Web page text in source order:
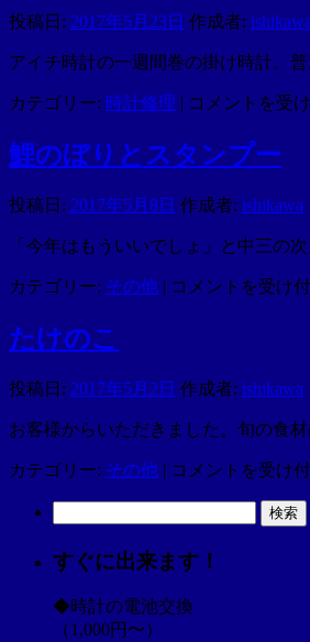
ッ
ク
ス
れ
交
換
完
は
投稿日: 2017年5月23日 作成者: ishikawa
アイチ時計の一週間巻の掛け時計。
カテゴリー: 時計修理 | ゼ
マ
イ
切
れ
は
コメントを受
鯉のぼりとスタンプー
投稿日: 2017年5月8日 作成者: ishikawa
「今年はもういいでしょ」と中三の
カテゴリー: その他 | 鯉
と
ス
タ
プ
コメントを受け
たけのこ
投稿日: 2017年5月2日 作成者: ishikawa
お客様からいただきました。旬の食
カテゴリー: その他 | た
は
コメントを受け
すぐに出来ます！
◆時計の電池交換
（1,000円〜）